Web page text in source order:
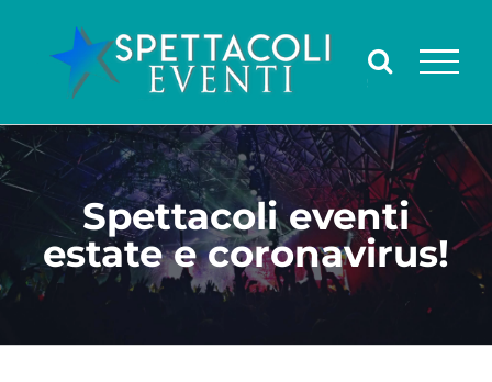
contenuto
Spettacoli eventi
estate e coronavirus!